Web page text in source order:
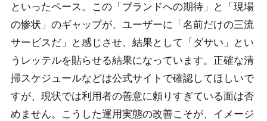
といったペース。この「ブランドへの期待」と「現場
の惨状」のギャップが、ユーザーに「名前だけの三流
サービスだ」と感じさせ、結果として「ダサい」とい
うレッテルを貼らせる結果になっています。正確な清
掃スケジュールなどは公式サイトで確認してほしいで
すが、現状では利用者の善意に頼りすぎている面は否
めません。こうした運用実態の改善こそが、イメージ